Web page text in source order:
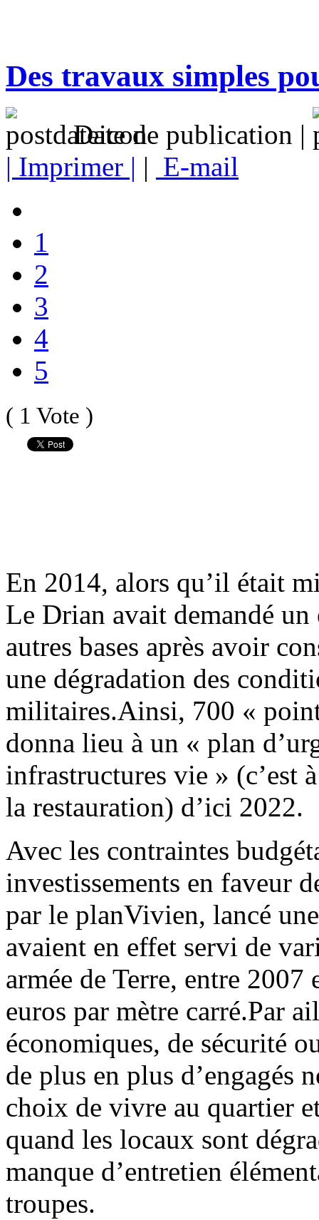
Des travaux simples
Date de publication |
| Imprimer | | E-mail
1
2
3
4
5
( 1 Vote )
En 2014, alors qu’il était
Le Drian avait demandé un
autres bases après avoir
une dégradation des
militaires.Ainsi, 700 «
donna lieu à un « plan
infrastructures vie » (c’est
la restauration) d’ici 2022.
Avec les contraintes
investissements en faveur
par le planVivien, lancé
avaient en effet servi de
armée de Terre, entre 2007
euros par mètre carré.Par
économiques, de sécurité
de plus en plus d’engagés
choix de vivre au quartier
quand les locaux sont
manque d’entretien
troupes.